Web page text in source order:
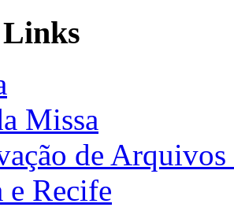
Missa
de
e Recife